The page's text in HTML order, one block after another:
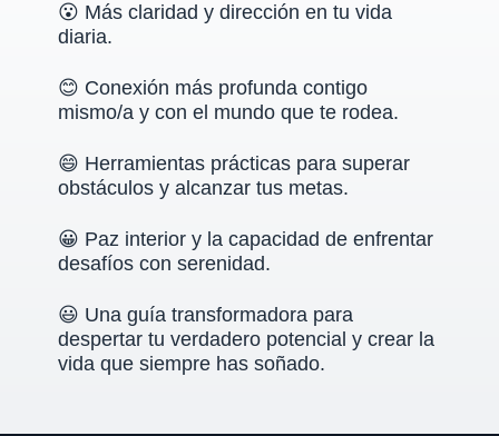
😮 Más claridad y dirección en tu vida
diaria.
😊 Conexión más profunda contigo
mismo/a y con el mundo que te rodea.
😄 Herramientas prácticas para superar
obstáculos y alcanzar tus metas.
😀 Paz interior y la capacidad de enfrentar
desafíos con serenidad.
😃 Una guía transformadora para
despertar tu verdadero potencial y crear la
vida que siempre has soñado.